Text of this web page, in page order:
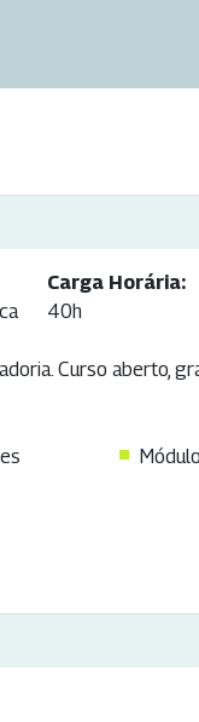
Carga Horária:
40h
Curso aberto,